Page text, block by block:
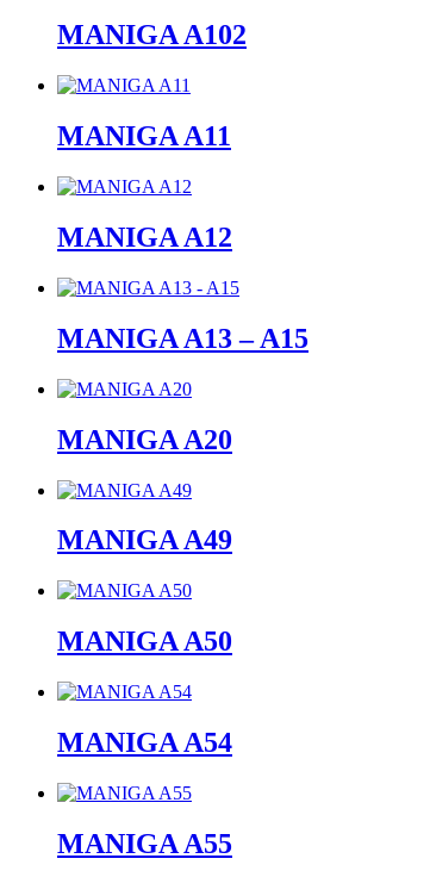
MANIGA A102
MANIGA A11
MANIGA A12
MANIGA A13 – A15
MANIGA A20
MANIGA A49
MANIGA A50
MANIGA A54
MANIGA A55